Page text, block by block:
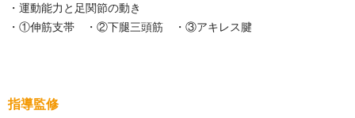
・運動能力と足関節の動き
・①伸筋支帯 ・②下腿三頭筋 ・③アキレス腱
指導監修